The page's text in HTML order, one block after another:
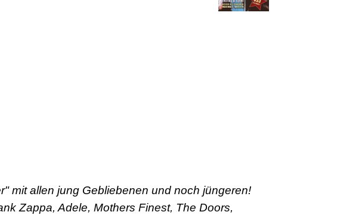
mit allen jung Gebliebenen und noch jüngeren!
Zappa, Adele, Mothers Finest, The Doors,